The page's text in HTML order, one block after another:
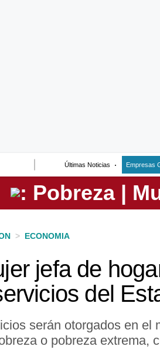
Últimas Noticias Empresas
> ECONOMIA
jefa de
del
serán otorgados en el
o pobreza extrema,